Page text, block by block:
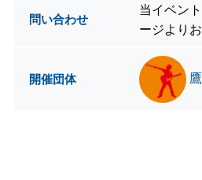
問い合わせ
当イベン
ージより
開催団体